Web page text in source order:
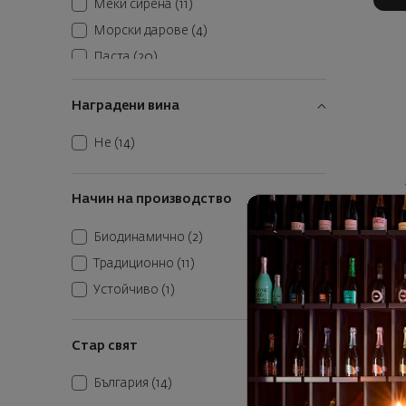
Меки сирена (11)
Морски дарове (4)
Паста (20)
Плодове (1)
Риба (5)
Шоколад (1)
Наградени вина
Не (14)
Начин на производство
Биодинамично (2)
Традиционно (11)
Устойчиво (1)
Стар свят
България (14)